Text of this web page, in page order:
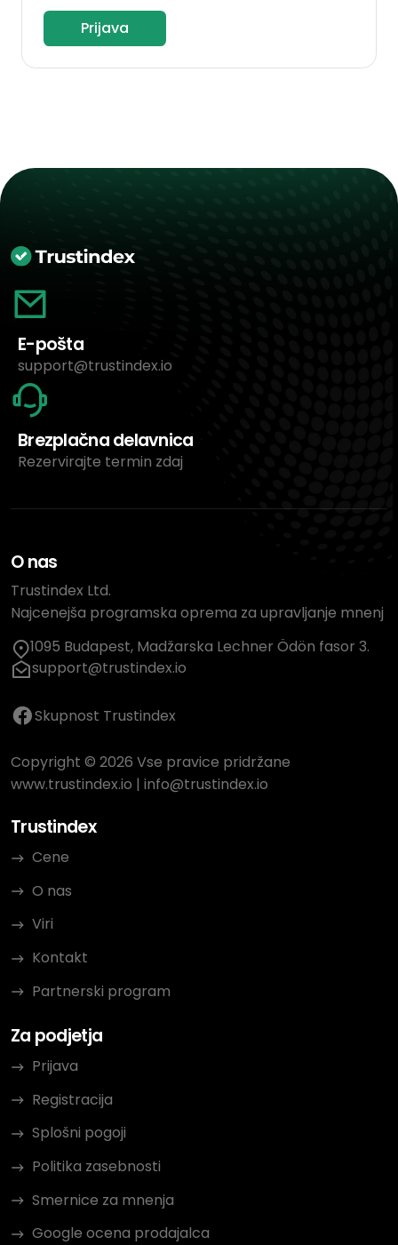
Prijava
E-pošta
support@trustindex.io
Brezplačna delavnica
Rezervirajte termin zdaj
O nas
Trustindex Ltd.
Najcenejša programska oprema za upravljanje mnenj
1095 Budapest, Madžarska Lechner Ödön fasor 3.
support@trustindex.io
Skupnost Trustindex
Copyright © 2026 Vse pravice pridržane
www.trustindex.io | info@trustindex.io
Trustindex
Cene
O nas
Viri
Kontakt
Partnerski program
Za podjetja
Prijava
Registracija
Splošni pogoji
Politika zasebnosti
Smernice za mnenja
Google ocena prodajalca